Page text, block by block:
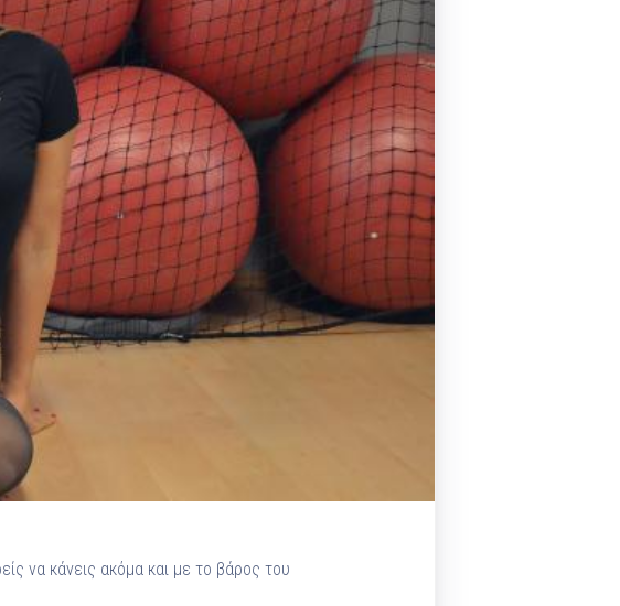
Pilates by Mandy
FACEBOOK N.ΨΥΧΙΚΟΥ
Pilates by Mandy
FACEBOOK N.ΜΑΚΡΗΣ
Pilates by Mandy
FACEBOOK ΚΟΡΥΔΑΛΛΟΥ
Pilates by Mandy
FACEBOOK ΠΕΡΙΣΤΕΡΊΟΥ
Pilates by Mandy
FACEBOOK ΠΕΎΚΗΣ
να κάνεις ακόμα και με το βάρος του